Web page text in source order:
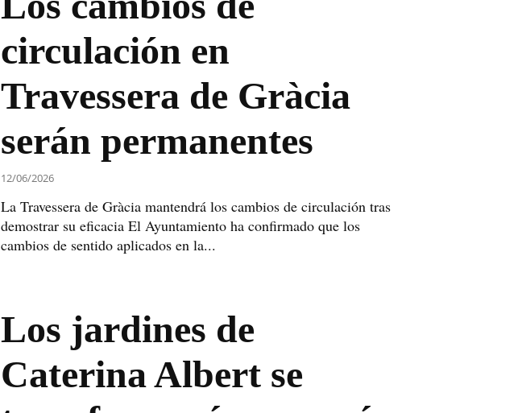
circulación en
Travessera de Gràcia
serán permanentes
12/06/2026
La Travessera de Gràcia mantendrá los cambios de circulación tras
demostrar su eficacia El Ayuntamiento ha confirmado que los
cambios de sentido aplicados en la...
Los jardines de
Caterina Albert se